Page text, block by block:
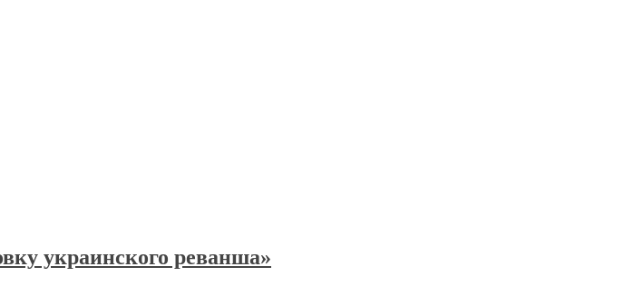
украинского реванша»